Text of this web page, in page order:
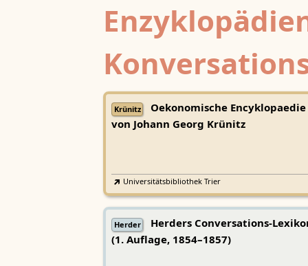
Krünitz
Oekonomische Encyklopaedie
von Johann Georg Krünitz
Universitätsbibliothek Trier
Herder
Herders Conversations-
(1. Auflage, 1854–1857)